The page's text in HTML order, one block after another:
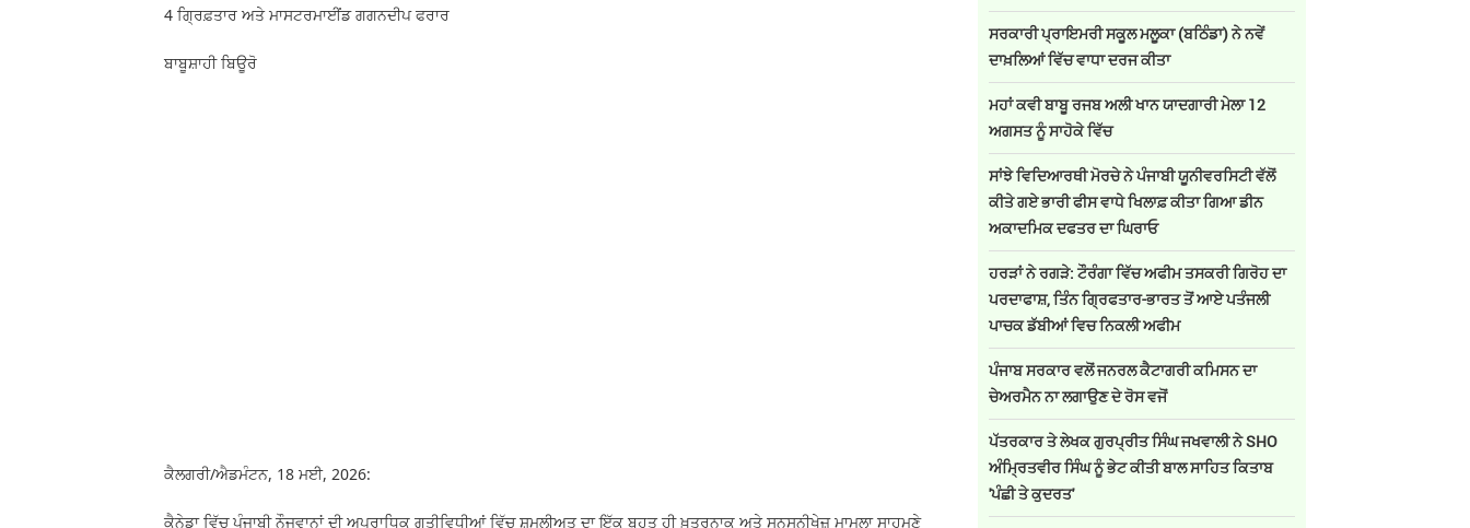
4 ਗ੍ਰਿਫ਼ਤਾਰ ਅਤੇ ਮਾਸਟਰਮਾਈਂਡ ਗਗਨਦੀਪ ਫਰਾਰ
ਬਾਬੂਸ਼ਾਹੀ ਬਿਊਰੋ
ਕੈਲਗਰੀ/ਐਡਮੰਟਨ, 18 ਮਈ, 2026:
ਕੈਨੇਡਾ ਵਿੱਚ ਪੰਜਾਬੀ ਨੌਜਵਾਨਾਂ ਦੀ ਅਪਰਾਧਿਕ ਗਤੀਵਿਧੀਆਂ ਵਿੱਚ ਸ਼ਮੂਲੀਅਤ ਦਾ ਇੱਕ ਬਹੁਤ ਹੀ ਖ਼ਤਰਨਾਕ ਅਤੇ ਸਨਸਨੀਖੇਜ਼ ਮਾਮਲਾ ਸਾਹਮਣੇ
ਸਰਕਾਰੀ ਪ੍ਰਾਇਮਰੀ ਸਕੂਲ ਮਲੂਕਾ (ਬਠਿੰਡਾ) ਨੇ ਨਵੇਂ
ਦਾਖ਼ਲਿਆਂ ਵਿੱਚ ਵਾਧਾ ਦਰਜ ਕੀਤਾ
ਮਹਾਂ ਕਵੀ ਬਾਬੂ ਰਜਬ ਅਲੀ ਖਾਨ ਯਾਦਗਾਰੀ ਮੇਲਾ 12
ਅਗਸਤ ਨੂੰ ਸਾਹੋਕੇ ਵਿੱਚ
ਸਾਂਝੇ ਵਿਦਿਆਰਥੀ ਮੋਰਚੇ ਨੇ ਪੰਜਾਬੀ ਯੂਨੀਵਰਸਿਟੀ ਵੱਲੋਂ
ਕੀਤੇ ਗਏ ਭਾਰੀ ਫੀਸ ਵਾਧੇ ਖਿਲਾਫ਼ ਕੀਤਾ ਗਿਆ ਡੀਨ
ਅਕਾਦਮਿਕ ਦਫਤਰ ਦਾ ਘਿਰਾਓ
ਹਰੜਾਂ ਨੇ ਰਗੜੇ: ਟੌਰੰਗਾ ਵਿੱਚ ਅਫੀਮ ਤਸਕਰੀ ਗਿਰੋਹ ਦਾ
ਪਰਦਾਫਾਸ਼, ਤਿੰਨ ਗ੍ਰਿਫਤਾਰ-ਭਾਰਤ ਤੋਂ ਆਏ ਪਤੰਜਲੀ
ਪਾਚਕ ਡੱਬੀਆਂ ਵਿਚ ਨਿਕਲੀ ਅਫੀਮ
ਪੰਜਾਬ ਸਰਕਾਰ ਵਲੋਂ ਜਨਰਲ ਕੈਟਾਗਰੀ ਕਮਿਸਨ ਦਾ
ਚੇਅਰਮੈਨ ਨਾ ਲਗਾਉਣ ਦੇ ਰੋਸ ਵਜੋਂ
ਪੱਤਰਕਾਰ ਤੇ ਲੇਖਕ ਗੁਰਪ੍ਰੀਤ ਸਿੰਘ ਜਖਵਾਲੀ ਨੇ SHO
ਅੰਮ੍ਰਿਤਵੀਰ ਸਿੰਘ ਨੂੰ ਭੇਟ ਕੀਤੀ ਬਾਲ ਸਾਹਿਤ ਕਿਤਾਬ
'ਪੰਛੀ ਤੇ ਕੁਦਰਤ'